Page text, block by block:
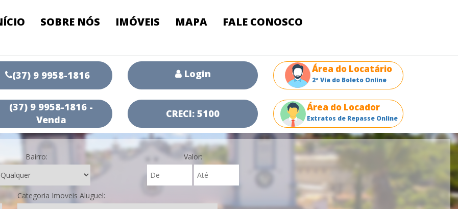
SOBRE NÓS IMÓVEIS MAPA FALE CONOSCO
(37) 9 9958-1816
(37) 9 9958-1816 -
Venda
Login
CRECI: 5100
Área do Locatário
2ª Via do Boleto Online
Área do Locador
Extratos de Repasse Online
Bairro: Valor:
Categoria Imoveis Aluguel: